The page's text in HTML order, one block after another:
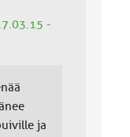
-
ja